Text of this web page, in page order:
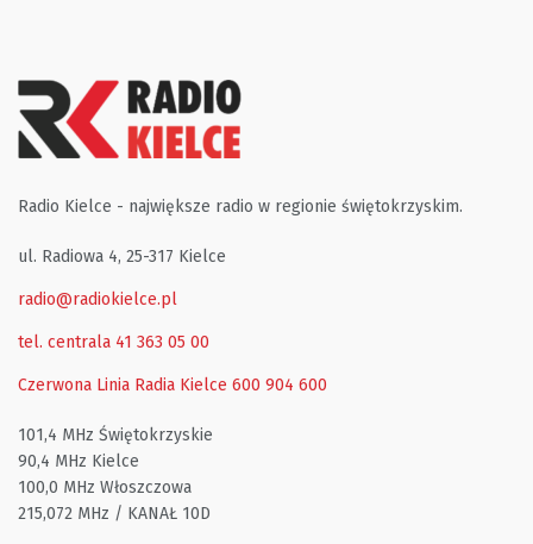
Radio Kielce - największe radio w regionie świętokrzyskim.
ul. Radiowa 4, 25-317 Kielce
radio@radiokielce.pl
tel. centrala 41 363 05 00
Czerwona Linia Radia Kielce 600 904 600
101,4 MHz Świętokrzyskie
90,4 MHz Kielce
100,0 MHz Włoszczowa
215,072 MHz / KANAŁ 10D